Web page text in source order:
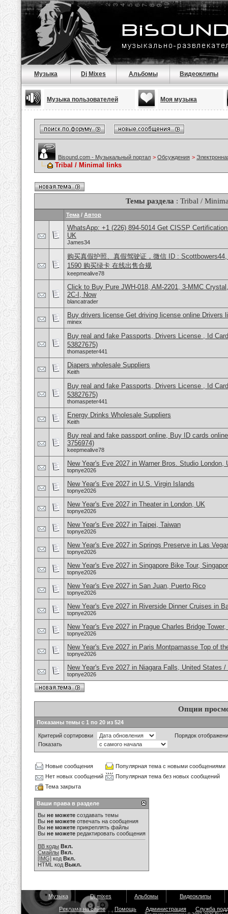
Музыка Dj Mixes Альбомы Видеоклипы
Музыка пользователей Моя музыка
Bisound.com - Музыкальный портал > Обсуждения >
Tribal / Minimal links
Темы раздела : Tribal /
Тема / Автор
WhatsApp: +1 (226) 894-5014​ Get CISSP
UK
James34
购买真假护照、真假驾驶证，微信 ID :
1590 购买绿卡 在线出售合规
keepmealive78
Click to Buy Pure JWH-018, AM-2201, 3-MMC
2C-I, Now
blancatrader
Buy drivers license Get driving license online Drivers
minex
Buy real and fake Passports, Drivers License , Id
53827675)
thomaspeter441
Diapers wholesale Suppliers
Keith
Buy real and fake Passports, Drivers License , Id
53827675)
thomaspeter441
Energy Drinks Wholesale Suppliers
Keith
Buy real and fake passport online, Buy ID cards
3756974)
keepmealive78
New Year's Eve 2027 in Warner Bros. Studio London,
topnye2026
New Year's Eve 2027 in U.S. Virgin Islands
topnye2026
New Year's Eve 2027 in Theater in London, UK
topnye2026
New Year's Eve 2027 in Taipei, Taiwan
topnye2026
New Year's Eve 2027 in Springs Preserve in Las
topnye2026
New Year's Eve 2027 in Singapore Bike Tour,
topnye2026
New Year's Eve 2027 in San Juan, Puerto Rico
topnye2026
New Year's Eve 2027 in Riverside Dinner Cruises in
topnye2026
New Year's Eve 2027 in Prague Charles Bridge
topnye2026
New Year's Eve 2027 in Paris Montparnasse Top of
topnye2026
New Year's Eve 2027 in Niagara Falls, United States /
topnye2026
Опции
Показаны темы с 1 по 20 из 524
Критерий сортировки
Порядок
Показать
Новые сообщения
Популярная тема с новыми сообщениями
Нет новых сообщений
Популярная тема без новых сообщений
Тема закрыта
Ваши права в разделе
Вы не можете создавать темы
Вы не можете отвечать на сообщения
Вы не можете прикреплять файлы
Вы не можете редактировать сообщения
BB коды Вкл.
Смайлы Вкл.
[IMG] код Вкл.
HTML код Выкл.
Музыка Dj mixes Альбомы Видеоклипы
Реклама на сайте Помощь Администрация Служба